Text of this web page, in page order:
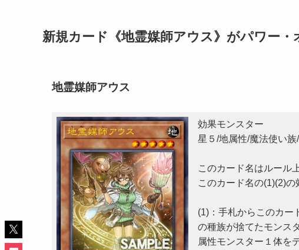
新規カード《地霊媒師アウス》がパワー・
地霊媒師アウス
効果モンスター
星５/地属性/魔法使い
このカード名はルール
このカード名の(1)(2)の
(1)：手札からこのカー
の種族が捨てたモンス
属性モンスター１体を